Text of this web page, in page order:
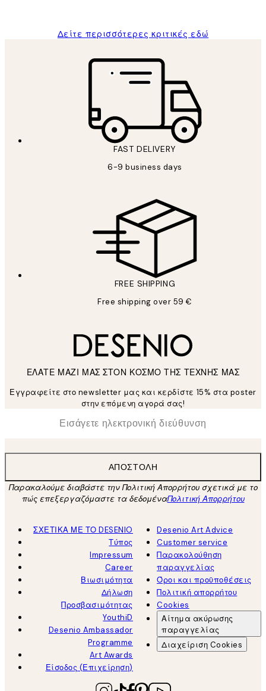
Δείτε περισσότερες κριτικές εδώ
FAST DELIVERY
6-9 business days
FREE SHIPPING
Free shipping over 59 €
ΕΛΑΤΕ ΜΑΖΙ ΜΑΣ ΣΤΟΝ ΚΟΣΜΟ ΤΗΣ ΤΕΧΝΗΣ ΜΑΣ
Εγγραφείτε στο newsletter μας και κερδίστε 15% στα poster
στην επόμενη αγορά σας!
Ηλεκτρονική Διεύθυνση
ΑΠΟΣΤΟΛΉ
Παρακαλούμε διαβάστε την Πολιτική Απορρήτου σχετικά με το
πώς επεξεργαζόμαστε τα δεδομέναΠολιτική Απορρήτου
ΣΧΕΤΙΚΑ ΜΕ ΤΟ DESENIO
Τύπος
Impressum
Career
Βιωσιμότητα
Δήλωση
Προσβασιμότητας
YouthiD
Desenio Ambassador
Programme
Art Awards
Είσοδος (Επιχείρηση)
Desenio Art Advice
Customer service
Παρακολούθηση
παραγγελίας
Όροι και προϋποθέσεις
Πολιτική απορρήτου
Cookies
Αίτημα ακύρωσης
παραγγελίας
Διαχείριση Cookies